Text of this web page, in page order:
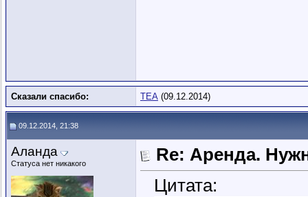
Сказали спасибо: ТЕА (09.12.2014)
09.12.2014, 21:38
Аланда
Статуса нет никакого
Re: Аренда.
Цитата: